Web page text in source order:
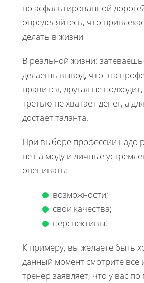
по асфальтированной
определяйтесь, что
делать в жизни
В реальной жизни:
делаешь вывод, что эта
нравится, другая не
третью не хватает денег, а
достает таланта.
При выборе профессии надо
не на моду и личные
оценивать:
возможности;
свои качества;
перспективы.
К примеру, вы желаете быть
данный момент смотрите все
тренер заявляет, что у вас